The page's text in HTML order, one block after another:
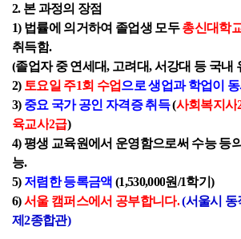
2. 본 과정의 장점
1) 법률에 의거하여 졸업생 모두총신대학
취득함.
(졸업자 중 연세대, 고려대,서강대 등 국내
2) 토요일 주1회 수업으로 생업과 학업이
3) 중요 국가 공인 자격증 취득(사회복지사
육교사2급)
4)평생 교육원에서 운영함으로써 수능 등
능.
5) 저렴한 등록금액 (1,530,000원/1학기)
6)서울 캠퍼스에서 공부합니다.(서울시 동
제2종합관)